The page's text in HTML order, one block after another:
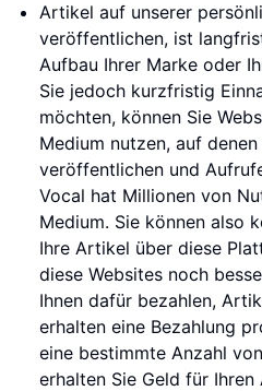
Artikel auf unserer
veröffentlichen, ist
Aufbau Ihrer Marke oder
Sie jedoch kurzfristig
möchten, können Sie
Medium nutzen, auf
veröffentlichen und
Vocal hat Millionen von
Medium. Sie können also
Ihre Artikel über diese
diese Websites noch
Ihnen dafür bezahlen,
erhalten eine Bezahlung
eine bestimmte Anzahl
erhalten Sie Geld für